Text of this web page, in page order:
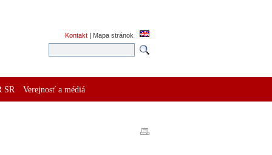
Kontakt | Mapa stránok
SR Verejnosť a médiá